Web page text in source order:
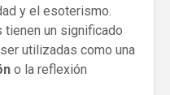
y el esoterismo.
tienen un significado
utilizadas como una
o la reflexión